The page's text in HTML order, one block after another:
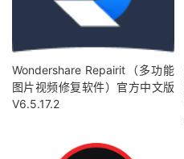
Wondershare Repairit（多功能
图片视频修复软件）官方中文版
V6.5.17.2